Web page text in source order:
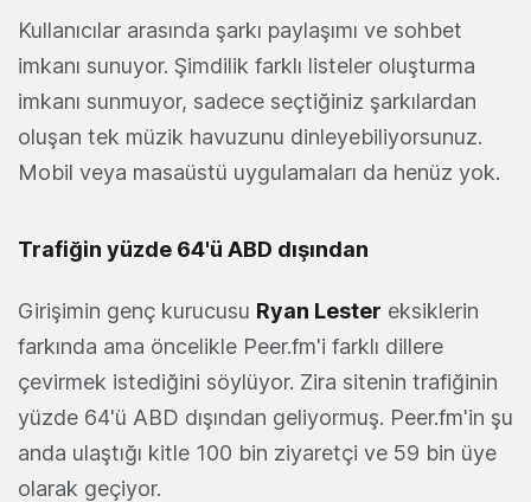
Kullanıcılar arasında şarkı paylaşımı ve sohbet
imkanı sunuyor. Şimdilik farklı listeler oluşturma
imkanı sunmuyor, sadece seçtiğiniz şarkılardan
oluşan tek müzik havuzunu dinleyebiliyorsunuz.
Mobil veya masaüstü uygulamaları da henüz yok.
Trafiğin yüzde 64'ü ABD dışından
Girişimin genç kurucusu Ryan Lester eksiklerin
farkında ama öncelikle Peer.fm'i farklı dillere
çevirmek istediğini söylüyor. Zira sitenin trafiğinin
yüzde 64'ü ABD dışından geliyormuş. Peer.fm'in şu
anda ulaştığı kitle 100 bin ziyaretçi ve 59 bin üye
olarak geçiyor.